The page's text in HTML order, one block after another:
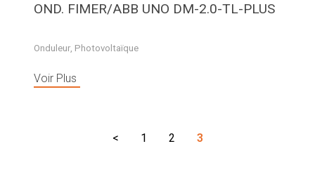
OND. FIMER/ABB UNO DM-2.0-TL-PLUS
Onduleur Photovoltaïque
Voir Plus
< 1 2 3